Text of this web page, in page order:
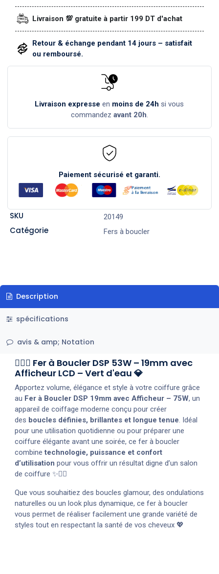
Livraison 💯 gratuite à partir 199 DT d'achat
Retour & échange pendant 14 jours – satisfait
ou remboursé.
Livraison expresse en moins de 24h si vous
commandez avant 20h.
Paiement sécurisé et garanti.
SKU 20149
Catégorie Fers à boucler
Description
spécifications
avis & amp; Notation
💁‍♀️✨ Fer à Boucler DSP 53W – 19mm avec
Afficheur LCD – Vert d'eau 💎
Apportez volume, élégance et style à votre coiffure grâce
au Fer à Boucler DSP 19mm avec Afficheur – 75W, un
appareil de coiffage moderne conçu pour créer
des boucles définies, brillantes et longue tenue. Idéal
pour une utilisation quotidienne ou pour préparer une
coiffure élégante avant une soirée, ce fer à boucler
combinetechnologie, puissance et confort
d’utilisation pour vous offrir un résultat digne d’un salon
de coiffure ✨💇‍♀️
Que vous souhaitiez des boucles glamour, des ondulations
naturelles ou un look plus dynamique, ce fer à boucler
vous permet de réaliser facilement une grande variété de
styles tout en respectant la santé de vos cheveux 💖